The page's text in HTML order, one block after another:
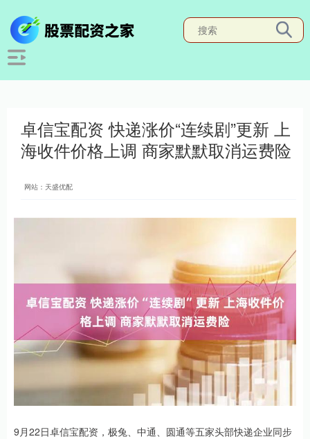
卓信宝配资 快递涨价“连续剧”更新 上
海收件价格上调 商家默默取消运费险
网站：天盛优配
9月22日卓信宝配资，极兔、中通、圆通等五家头部快递企业同步